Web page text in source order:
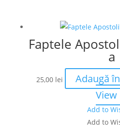
Faptele
a
25,00 lei Adaugă
View
Add to
Add to